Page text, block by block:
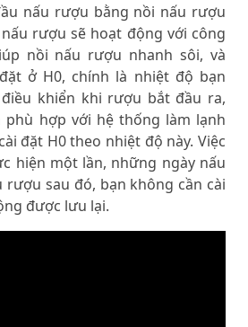
nấu rượu bằng nồi nấu rượu
rượu sẽ hoạt động với công
nồi nấu rượu nhanh sôi, và
ở H0, chính là nhiệt độ bạn
khiển khi rượu bắt đầu ra,
phù hợp với hệ thống làm lạnh
đặt H0 theo nhiệt độ này. Việc
hiện một lần, những ngày nấu
rượu sau đó, bạn không cần cài
được lưu lại.